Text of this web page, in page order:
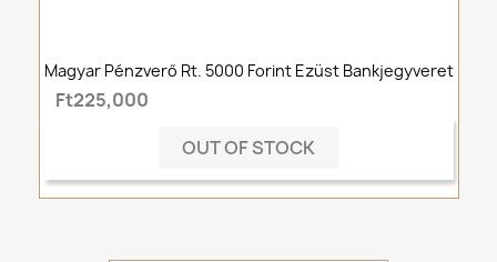
Magyar Pénzverő Rt. 5000 Forint Ezüst Bankjegyveret
Ft225,000
OUT OF STOCK